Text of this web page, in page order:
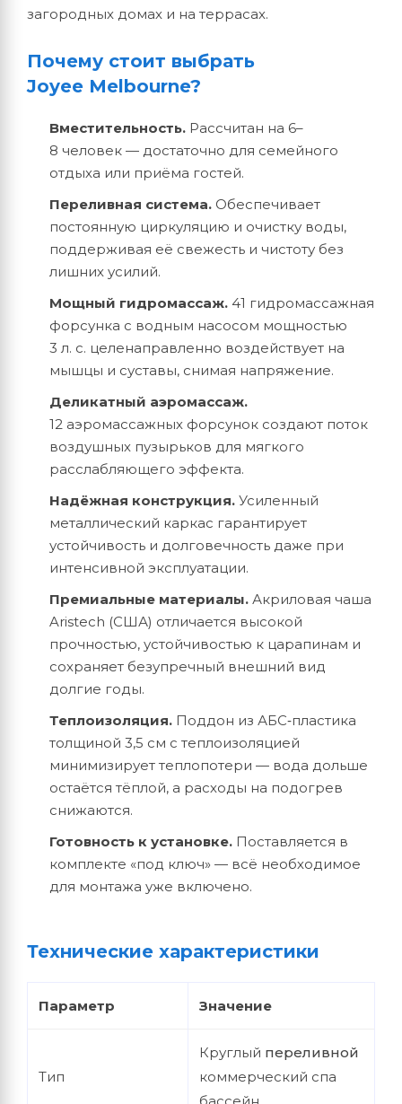
загородных домах и на террасах.
Почему стоит выбрать
Joyee Melbourne?
Вместительность. Рассчитан на 6–
8 человек — достаточно для семейного
отдыха или приёма гостей.
Переливная система. Обеспечивает
постоянную циркуляцию и очистку воды,
поддерживая её свежесть и чистоту без
лишних усилий.
Мощный гидромассаж. 41 гидромассажная
форсунка с водным насосом мощностью
3 л. с. целенаправленно воздействует на
мышцы и суставы, снимая напряжение.
Деликатный аэромассаж.
12 аэромассажных форсунок создают поток
воздушных пузырьков для мягкого
расслабляющего эффекта.
Надёжная конструкция. Усиленный
металлический каркас гарантирует
устойчивость и долговечность даже при
интенсивной эксплуатации.
Премиальные материалы. Акриловая чаша
Aristech (США) отличается высокой
прочностью, устойчивостью к царапинам и
сохраняет безупречный внешний вид
долгие годы.
Теплоизоляция. Поддон из АБС‑пластика
толщиной 3,5 см с теплоизоляцией
минимизирует теплопотери — вода дольше
остаётся тёплой, а расходы на подогрев
снижаются.
Готовность к установке. Поставляется в
комплекте «под ключ» — всё необходимое
для монтажа уже включено.
Технические характеристики
Параметр Значение
Тип
Круглый переливной
коммерческий спа
бассейн